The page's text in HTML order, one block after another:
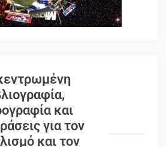
και
για τον
και τον